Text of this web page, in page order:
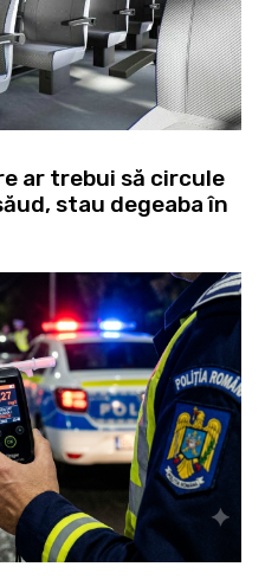
ar trebui să circule
stau degeaba în